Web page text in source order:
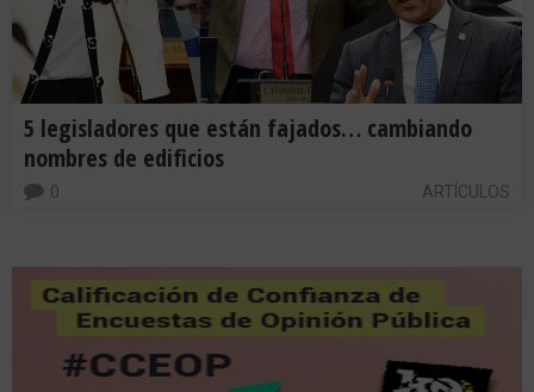
5 legisladores que están fajados… cambiando
nombres de edificios
ARTÍCULOS
0